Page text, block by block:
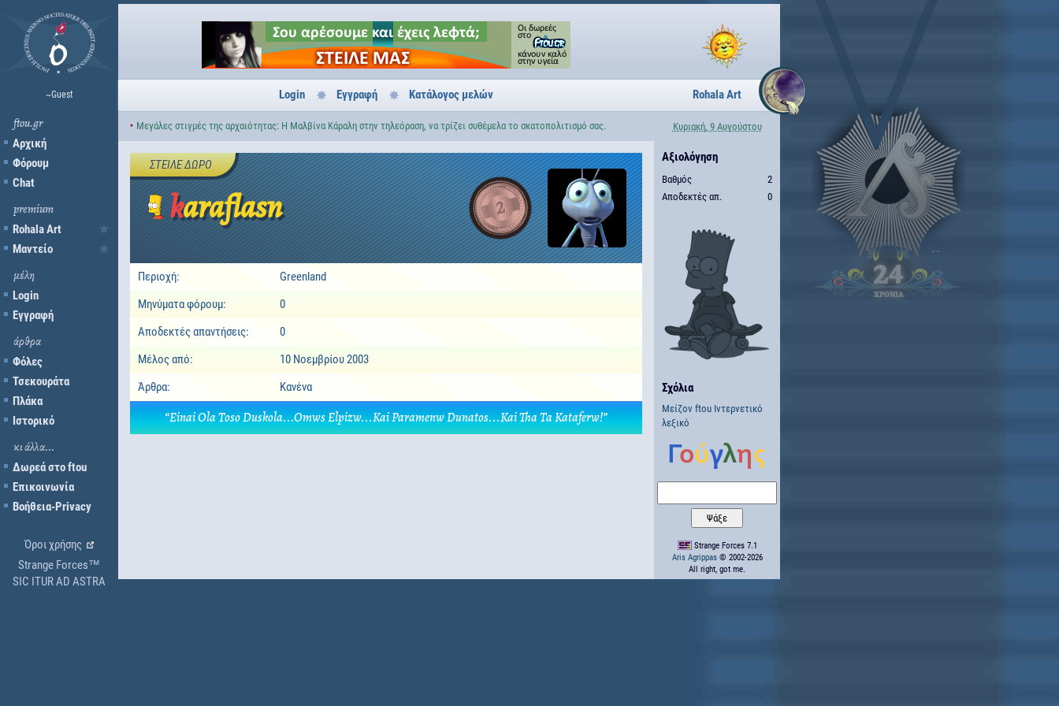
~Guest
ftou.gr
Αρχική
Φόρουμ
Chat
premium
Rohala Art
Μαντείο
μέλη
Login
Εγγραφή
άρθρα
Φόλες
Τσεκουράτα
Πλάκα
Ιστορικό
κι άλλα...
Δωρεά στο ftou
Επικοινωνία
Βοήθεια-Privacy
Όροι χρήσης
Strange Forces™
SIC ITUR AD ASTRA
Login Εγγραφή Κατάλογος μελών Rohala Art
‣ Μεγάλες στιγμές της αρχαιότητας: Η Μαλβίνα Κάραλη στην τηλεόραση, να τρίζει συθέμελα το σκατοπολιτισμό σας. Κυριακή, 9 Αυγούστου
karaflasn 2
ΣΤΕΊΛΕ ΔΏΡΟ
Περιοχή:
Greenland
Μηνύματα φόρουμ:
0
Αποδεκτές απαντήσεις:
0
Μέλος από:
10 Νοεμβρίου 2003
Άρθρα:
Κανένα
“Einai Ola Toso Duskola...Omws Elpizw...Kai Paramenw Dunatos...Kai Tha Ta Kataferw!”
Αξιολόγηση
Βαθμός
2
Αποδεκτές απ.
0
Σχόλια
Μείζον ftou Ιντερνετικό
λεξικό
Strange Forces 7.1
Aris Agrippas© 2002-2026
All right, got me.
24
ΧΡΟΝΙΑ